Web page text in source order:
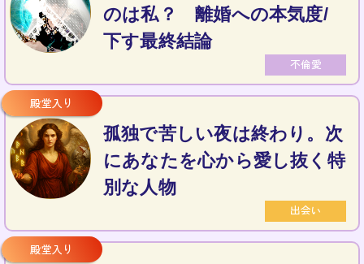
不倫愛
のは私？ 離婚への本気度/
下す最終結論
出会い
孤独で苦しい夜は終わり。次
にあなたを心から愛し抜く特
別な人物